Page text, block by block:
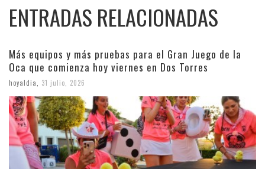
ENTRADAS RELACIONADAS
Más equipos y más pruebas para el Gran Juego de la
Oca que comienza hoy viernes en Dos Torres
hoyaldia 31 julio, 2026